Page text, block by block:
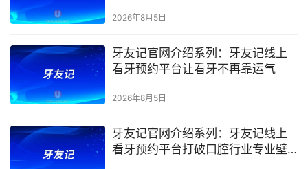
2026年8月5日
牙友记官网介绍系列：牙友记线上
看牙预约平台让看牙不再靠运气
2026年8月5日
牙友记官网介绍系列：牙友记线上
看牙预约平台打破口腔行业专业壁